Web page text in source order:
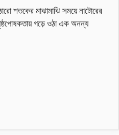
শতকের মাঝামাঝি সময়ে নাটোরের
পৃষ্ঠপোষকতায় গড়ে ওঠা এক অনন্য